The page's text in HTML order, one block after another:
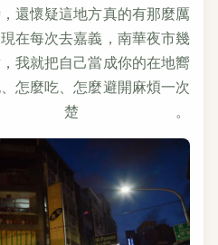
還懷疑這地方真的有那麼厲
在每次去嘉義，南華夜市幾
我就把自己當成你的在地嚮
怎麼吃、怎麼避開麻煩一次
楚。